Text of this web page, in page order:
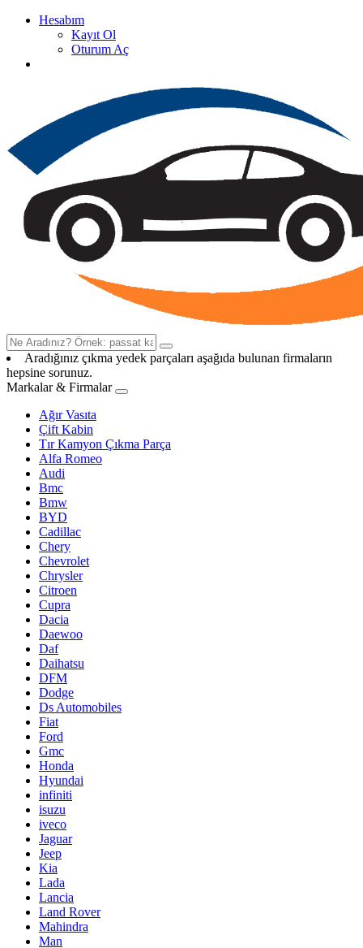
Hesabım
Kayıt Ol
Oturum Aç
Aradığınız çıkma yedek parçaları aşağıda bulunan firmaların
hepsine sorunuz.
Markalar & Firmalar
Ağır Vasıta
Çift Kabin
Tır Kamyon Çıkma Parça
Alfa Romeo
Audi
Bmc
Bmw
BYD
Cadillac
Chery
Chevrolet
Chrysler
Citroen
Cupra
Dacia
Daewoo
Daf
Daihatsu
DFM
Dodge
Ds Automobiles
Fiat
Ford
Gmc
Honda
Hyundai
infiniti
isuzu
iveco
Jaguar
Jeep
Kia
Lada
Lancia
Land Rover
Mahindra
Man